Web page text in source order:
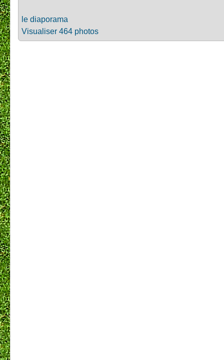
le diaporama
Visualiser 464 photos